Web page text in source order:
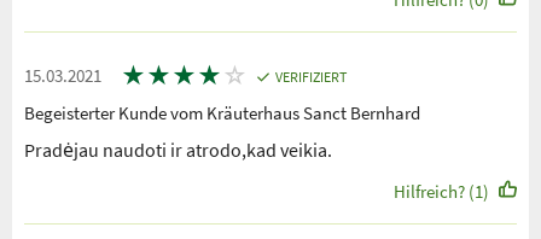
15.03.2021 ★★★★ ☆ VERIFIZIERT
Begeisterter Kunde vom Kräuterhaus Sanct Bernhard
Pradėjau naudoti ir atrodo,kad veikia.
Hilfreich? (1)